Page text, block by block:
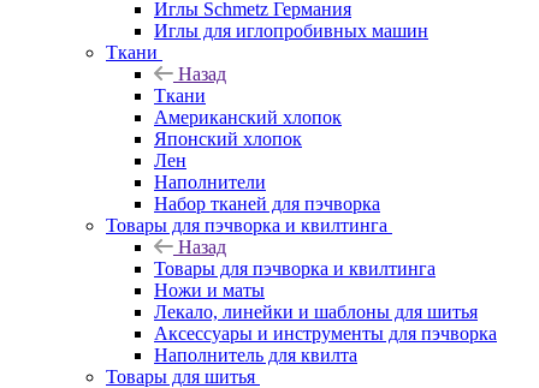
Иглы Schmetz Германия
Иглы для иглопробивных машин
Ткани
Назад
Ткани
Американский хлопок
Японский хлопок
Лен
Наполнители
Набор тканей для пэчворка
Товары для пэчворка и квилтинга
Назад
Товары для пэчворка и квилтинга
Ножи и маты
Лекало, линейки и шаблоны для шитья
Аксессуары и инструменты для пэчворка
Наполнитель для квилта
Товары для шитья